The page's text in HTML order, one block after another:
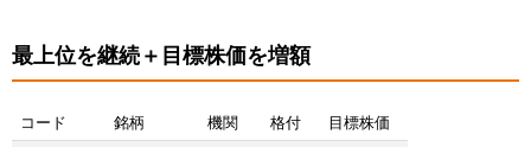
最上位を継続＋目標株価を増額
コード 銘柄 機関 格付
目標株価